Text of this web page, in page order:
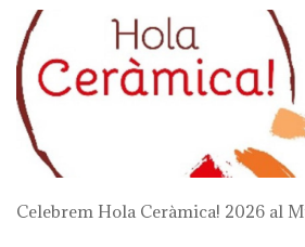
Celebrem Hola Ceràmica! 2026 al